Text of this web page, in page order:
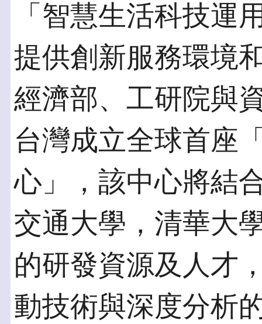
「智慧生活科技運
提供創新服務環境
經濟部、工研院與
台灣成立全球首座
心」，該中心將結
交通大學，清華大
的研發資源及人才
動技術與深度分析